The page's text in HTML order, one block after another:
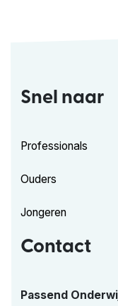
Snel naar
Professionals
Ouders
Jongeren
Contact
Passend